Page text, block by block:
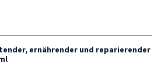
ernährender und reparierender